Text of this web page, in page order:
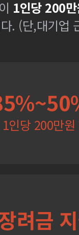
1인당 200
. (단,대기업
1인당 200만원
려금